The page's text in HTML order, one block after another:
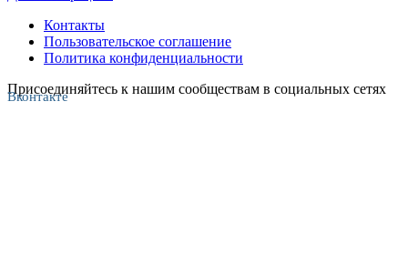
Контакты
Пользовательское соглашение
Политика конфиденциальности
Присоединяйтесь к нашим сообществам в социальных сетях
Вконтакте